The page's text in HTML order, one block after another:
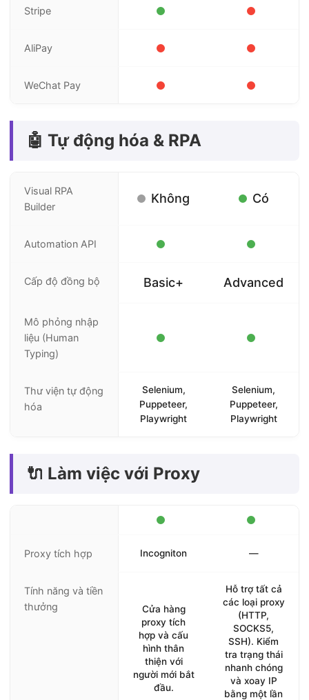
Stripe
AliPay
WeChat Pay
🤖 Tự động hóa & RPA
Visual RPA
Builder
Không Có
Automation API
Cấp độ đồng bộ Basic+ Advanced
Mô phỏng nhập
liệu (Human
Typing)
Thư viện tự động
hóa
Selenium,
Puppeteer,
Playwright
Selenium,
Puppeteer,
Playwright
🔌 Làm việc với Proxy
Proxy tích hợp Incogniton —
Tính năng và tiền
thưởng
Cửa hàng
proxy tích
hợp và cấu
hình thân
thiện với
người mới bắt
đầu.
Hỗ trợ tất cả
các loại proxy
(HTTP,
SOCKS5,
SSH). Kiểm
tra trạng thái
nhanh chóng
và xoay IP
bằng một lần